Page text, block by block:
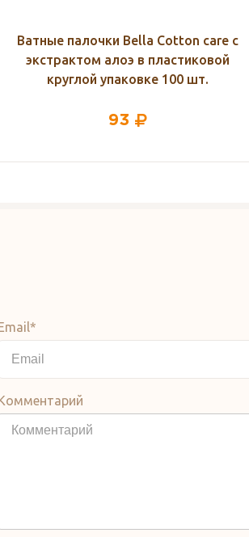
Перекись водорода спрей с
насадкой-распылителем 3%, 50 мл
153